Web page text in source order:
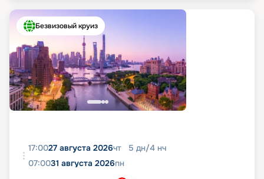
Безвизовый круиз
17:0027 августа 2026чт 5 дн/4 нч
07:0031 августа 2026пн